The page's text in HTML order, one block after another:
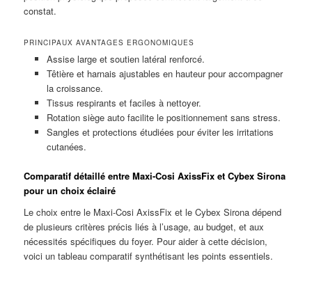
constat.
PRINCIPAUX AVANTAGES ERGONOMIQUES
Assise large et soutien latéral renforcé.
Têtière et harnais ajustables en hauteur pour accompagner
la croissance.
Tissus respirants et faciles à nettoyer.
Rotation siège auto facilite le positionnement sans stress.
Sangles et protections étudiées pour éviter les irritations
cutanées.
Comparatif détaillé entre Maxi-Cosi AxissFix et Cybex Sirona
pour un choix éclairé
Le choix entre le Maxi-Cosi AxissFix et le Cybex Sirona dépend
de plusieurs critères précis liés à l’usage, au budget, et aux
nécessités spécifiques du foyer. Pour aider à cette décision,
voici un tableau comparatif synthétisant les points essentiels.